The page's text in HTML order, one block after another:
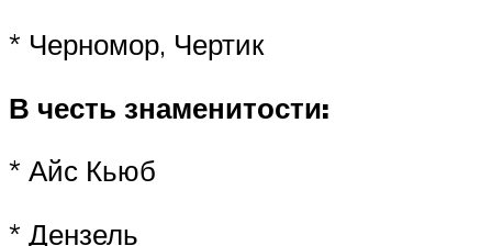
* Черномор, Чертик
В честь знаменитости:
* Айс Кьюб
* Дензель